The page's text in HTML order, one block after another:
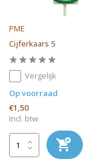
PME
Cijferkaars 5
Vergelijk
Op voorraad
€1,50
Incl. btw